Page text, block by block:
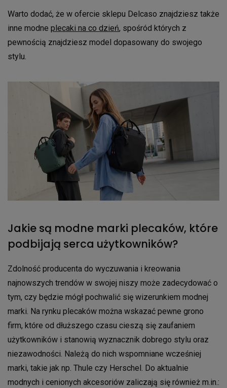
Warto dodać, że w ofercie sklepu Delcaso znajdziesz także
inne modne plecaki na co dzień, spośród których z
pewnością znajdziesz model dopasowany do swojego
stylu.
Jakie są modne marki plecaków, które
podbijają serca użytkowników?
Zdolność producenta do wyczuwania i kreowania
najnowszych trendów w swojej niszy może zadecydować o
tym, czy będzie mógł pochwalić się wizerunkiem modnej
marki. Na rynku plecaków można wskazać pewne grono
firm, które od dłuższego czasu cieszą się zaufaniem
użytkowników i stanowią wyznacznik dobrego stylu oraz
niezawodności. Należą do nich wspomniane wcześniej
marki, takie jak np. Thule czy Herschel. Do aktualnie
modnych i cenionych akcesoriów zaliczają się również m.in.: